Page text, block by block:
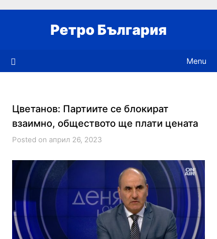
Ретро България
Menu
Цветанов: Партиите се блокират
взаимно, обществото ще плати цената
Posted on април 26, 2023